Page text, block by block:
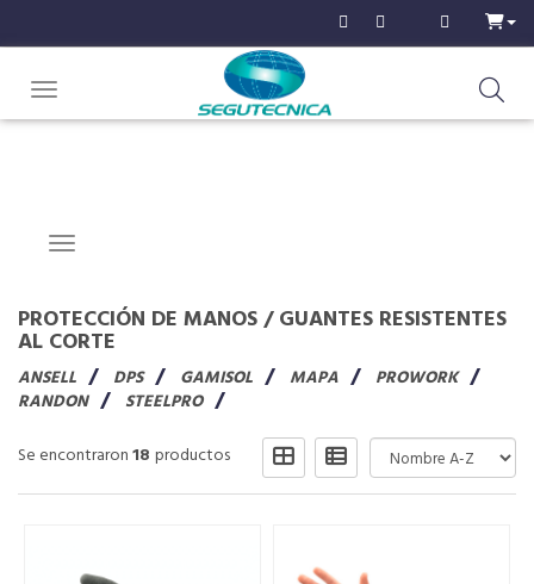
Toggle navigation
Navigation ein-/ausblenden
PROTECCIÓN DE MANOS/GUANTES RESISTENTES
AL CORTE
ANSELL DPS GAMISOL MAPA
PROWORK
RANDON
STEELPRO
Se encontraron18 productos